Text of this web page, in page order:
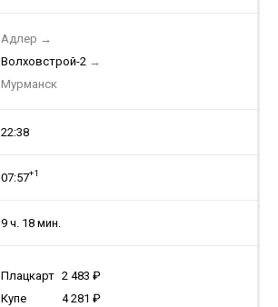
Адлер →
Волховстрой-2 →
Мурманск
22:38
07:57+1
9 ч. 18 мин.
Плацкарт 2 483
Купе
4 281